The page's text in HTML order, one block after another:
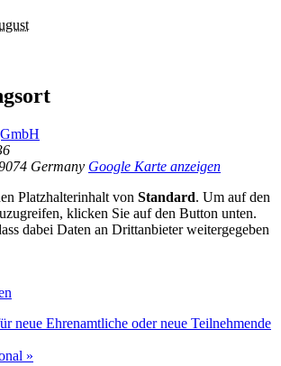
Germany Google Karte anzeigen
Platzhalterinhalt von Standard. Um auf den
klicken Sie auf den Button unten.
dabei Daten an Drittanbieter weitergegeben
neue Ehrenamtliche oder neue Teilnehmende
»